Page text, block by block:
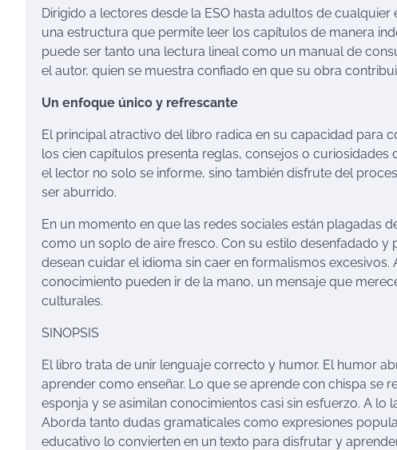
Dirigido a lectores desde la ESO hasta adultos de
una estructura que permite leer los capítulos de manera
puede ser tanto una lectura lineal como un manual de
el autor, quien se muestra confiado en que su obra
Un enfoque único y refrescante
El principal atractivo del libro radica en su capacidad para
los cien capítulos presenta reglas, consejos o
el lector no solo se informe, sino también disfrute del
ser aburrido.
En un momento en que las redes sociales están plagadas
como un soplo de aire fresco. Con su estilo desenfadado
desean cuidar el idioma sin caer en formalismos
conocimiento pueden ir de la mano, un mensaje que
culturales.
SINOPSIS
El libro trata de unir lenguaje correcto y humor. El humor
aprender como enseñar. Lo que se aprende con chispa se
esponja y se asimilan conocimientos casi sin esfuerzo. A
Aborda tanto dudas gramaticales como expresiones
educativo lo convierten en un texto para disfrutar y